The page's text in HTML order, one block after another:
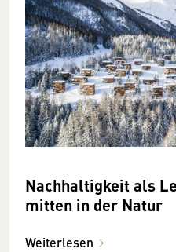
Nachhaltigkeit als
mitten in der Natur
Weiterlesen